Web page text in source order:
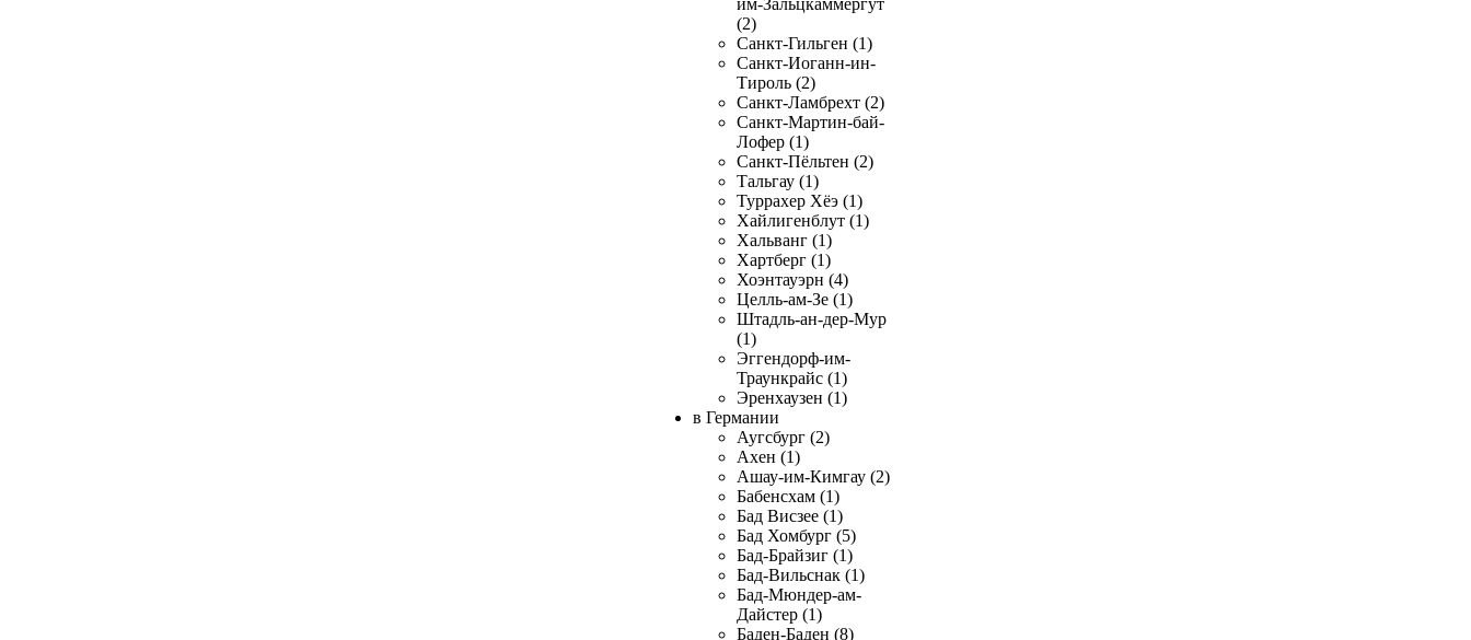
им-Зальцкаммергут
(2)
Санкт-Гильген (1)
Санкт-Иоганн-ин-
Тироль (2)
Санкт-Ламбрехт (2)
Санкт-Мартин-бай-
Лофер (1)
Санкт-Пёльтен (2)
Тальгау (1)
Туррахер Хёэ (1)
Хайлигенблут (1)
Хальванг (1)
Хартберг (1)
Хоэнтауэрн (4)
Целль-ам-Зе (1)
Штадль-ан-дер-Мур
(1)
Эггендорф-им-
Траункрайс (1)
Эренхаузен (1)
в Германии
Аугсбург (2)
Ахен (1)
Ашау-им-Кимгау (2)
Бабенсхам (1)
Бад Висзее (1)
Бад Хомбург (5)
Бад-Брайзиг (1)
Бад-Вильснак (1)
Бад-Мюндер-ам-
Дайстер (1)
Баден-Баден (8)